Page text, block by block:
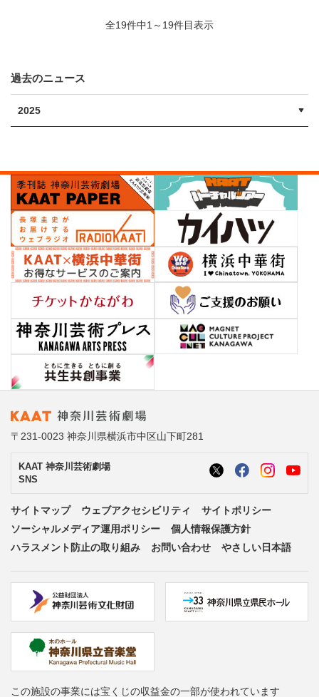
全19件中1～19件目表示
過去のニュース
〒231-0023 神奈川県横浜市中区山下町281
KAAT 神奈川芸術劇場
SNS
サイトマップ ウェブアクセシビリティ
サイトポリシー
ソーシャルメディア運用ポリシー
個人情報保護方針
ハラスメント防止の取り組み
お問い合わせ やさしい日本語
この施設の事業には宝くじの収益金の一部が使われています